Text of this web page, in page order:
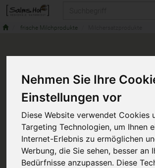
Nehmen Sie Ihre
Einstellungen vor
Diese Website verwendet Cookies
Targeting Technologien, um Ihnen
Internet-Erlebnis zu ermöglichen
Werbung, die Sie sehen, besser an
Bedürfnisse anzupassen. Diese
frische Milchprodukte